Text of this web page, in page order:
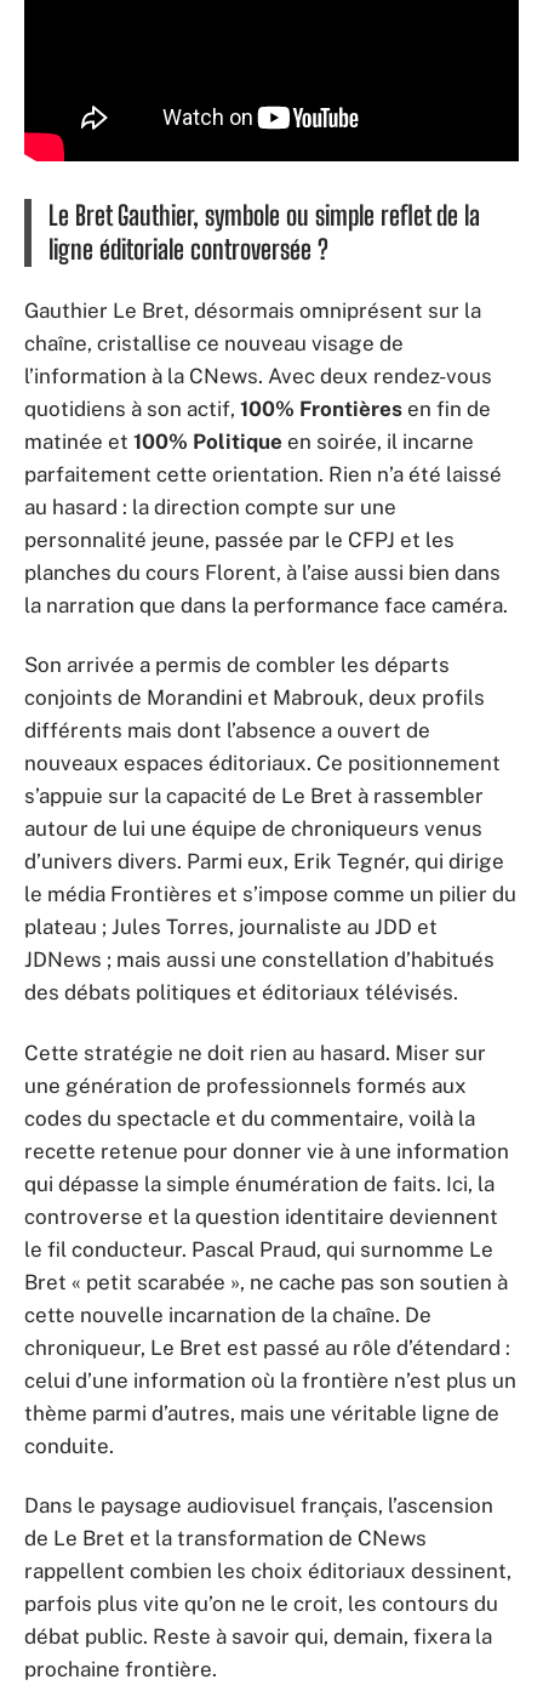
Le Bret Gauthier, symbole ou simple reflet de la
ligne éditoriale controversée ?
Gauthier Le Bret, désormais omniprésent sur la
chaîne, cristallise ce nouveau visage de
l’information à la CNews. Avec deux rendez-vous
quotidiens à son actif, 100% Frontières en fin de
matinée et 100% Politique en soirée, il incarne
parfaitement cette orientation. Rien n’a été laissé
au hasard : la direction compte sur une
personnalité jeune, passée par le CFPJ et les
planches du cours Florent, à l’aise aussi bien dans
la narration que dans la performance face caméra.
Son arrivée a permis de combler les départs
conjoints de Morandini et Mabrouk, deux profils
différents mais dont l’absence a ouvert de
nouveaux espaces éditoriaux. Ce positionnement
s’appuie sur la capacité de Le Bret à rassembler
autour de lui une équipe de chroniqueurs venus
d’univers divers. Parmi eux, Erik Tegnér, qui dirige
le média Frontières et s’impose comme un pilier du
plateau ; Jules Torres, journaliste au JDD et
JDNews ; mais aussi une constellation d’habitués
des débats politiques et éditoriaux télévisés.
Cette stratégie ne doit rien au hasard. Miser sur
une génération de professionnels formés aux
codes du spectacle et du commentaire, voilà la
recette retenue pour donner vie à une information
qui dépasse la simple énumération de faits. Ici, la
controverse et la question identitaire deviennent
le fil conducteur. Pascal Praud, qui surnomme Le
Bret « petit scarabée », ne cache pas son soutien à
cette nouvelle incarnation de la chaîne. De
chroniqueur, Le Bret est passé au rôle d’étendard :
celui d’une information où la frontière n’est plus un
thème parmi d’autres, mais une véritable ligne de
conduite.
Dans le paysage audiovisuel français, l’ascension
de Le Bret et la transformation de CNews
rappellent combien les choix éditoriaux dessinent,
parfois plus vite qu’on ne le croit, les contours du
débat public. Reste à savoir qui, demain, fixera la
prochaine frontière.